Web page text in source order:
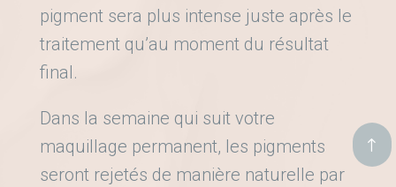
pigment sera plus intense juste après le
traitement qu’au moment du résultat
final.
Dans la semaine qui suit votre
maquillage permanent, les pigments
seront rejetés de manière naturelle par